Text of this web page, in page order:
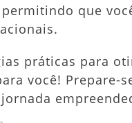
que
práticas para
você! Prepare-